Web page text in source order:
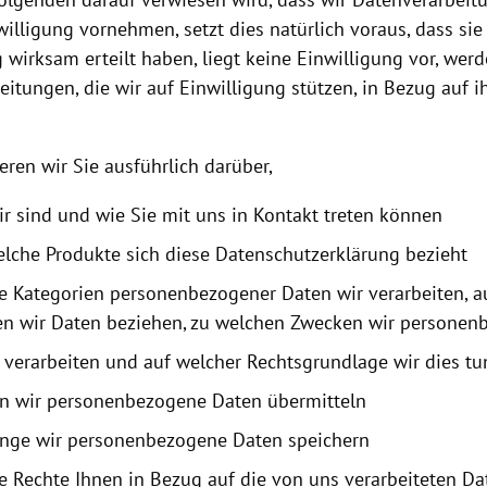
vornehmen, setzt dies natürlich voraus, dass
erteilt haben, liegt keine Einwilligung vor,
die wir auf Einwilligung stützen, in Bezug auf
wir Sie ausführlich darüber,
sind und wie Sie mit uns in Kontakt treten können
Produkte sich diese Datenschutzerklärung bezieht
Kategorien personenbezogener Daten wir verarbeiten,
wir Daten beziehen, zu welchen Zwecken wir
verarbeiten und auf welcher Rechtsgrundlage wir dies
wir personenbezogene Daten übermitteln
wir personenbezogene Daten speichern
Rechte Ihnen in Bezug auf die von uns verarbeiteten